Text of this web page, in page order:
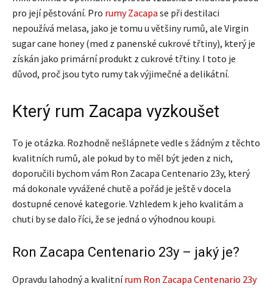
pro její pěstování. Pro rumy Zacapa se při destilaci
nepoužívá melasa, jako je tomu u většiny rumů, ale Virgin
sugar cane honey (med z panenské cukrové třtiny), který je
získán jako primární produkt z cukrové třtiny. I toto je
důvod, proč jsou tyto rumy tak výjimečné a delikátní.
Který rum Zacapa vyzkoušet
To je otázka. Rozhodně nešlápnete vedle s žádným z těchto
kvalitních rumů, ale pokud by to měl být jeden z nich,
doporučili bychom vám Ron Zacapa Centenario 23y, který
má dokonale vyvážené chutě a pořád je ještě v docela
dostupné cenové kategorie. Vzhledem k jeho kvalitám a
chuti by se dalo říci, že se jedná o výhodnou koupi.
Ron Zacapa Centenario 23y – jaký je?
Opravdu lahodný a kvalitnírum Ron Zacapa Centenario 23y